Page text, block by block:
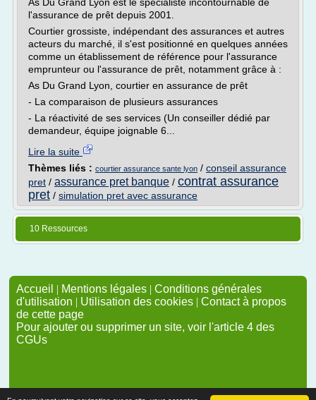
l'assurance de prêt depuis 2001.
Courtier grossiste, indépendant des assurances et autres
acteurs du marché, il s'est positionné en quelques années
comme un établissement de référence pour l'assurance
emprunteur ou l'assurance de prêt, notamment grâce à :
As Du Grand Lyon, courtier en assurance de prêt
- La comparaison de plusieurs assurances
- La réactivité de ses services (Un conseiller dédié par
demandeur, équipe joignable 6...
Lire la suite
Thèmes liés : courtier assurance sante lyon / conseil assurance
pret / assurance pret banque / contrat assurance
pret / simulation pret avec assurance
10 Ressources
Accueil | Mentions légales | Conditions générales
d'utilisation | Utilisation des cookies | Contact à propos
de cette page
Pour ajouter ou supprimer un site, voir l'article 4 des
CGUs